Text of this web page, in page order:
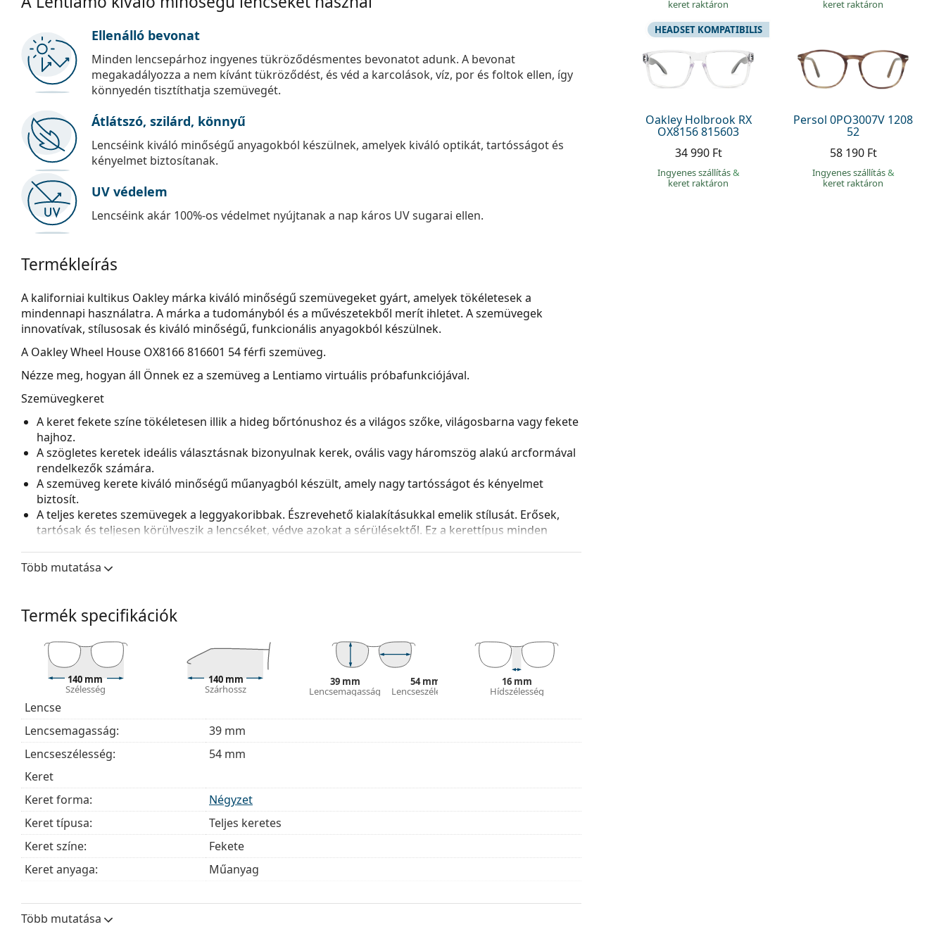
keret raktáron
keret raktáron
Oakley Holbrook RX
OX8156 815603
HEADSET KOMPATIBILIS
34 990 Ft
Ingyenes szállítás&
keret raktáron
Persol 0PO3007V 1208
52
58 190 Ft
Ingyenes szállítás&
keret raktáron
Ellenálló bevonat
Minden lencsepárhoz ingyenes tükröződésmentes bevonatot adunk. A bevonat
megakadályozza a nem kívánt tükröződést, és véd a karcolások, víz, por és foltok ellen, így
könnyedén tisztíthatja szemüvegét.
Átlátszó, szilárd, könnyű
Lencséink kiváló minőségű anyagokból készülnek, amelyek kiváló optikát, tartósságot és
kényelmet biztosítanak.
UV védelem
Lencséink akár 100%-os védelmet nyújtanak a nap káros UV sugarai ellen.
Termékleírás
A kaliforniai kultikus Oakley márka kiváló minőségű szemüvegeket gyárt, amelyek tökéletesek a
mindennapi használatra. A márka a tudományból és a művészetekből merít ihletet. A szemüvegek
innovatívak, stílusosak és kiváló minőségű, funkcionális anyagokból készülnek.
A Oakley Wheel House OX8166 816601 54férfi szemüveg.
Nézze meg, hogyan áll Önnek ez a szemüveg a Lentiamo virtuális próbafunkciójával.
Szemüvegkeret
A keret fekete színe tökéletesen illik a hideg bőrtónushoz és a világos szőke, világosbarna vagy fekete
hajhoz.
A szögletes keretek ideális választásnak bizonyulnak kerek, ovális vagy háromszög alakú arcformával
rendelkezők számára.
A szemüveg kerete kiváló minőségű műanyagból készült, amely nagy tartósságot és kényelmet
biztosít.
A teljes keretes szemüvegek a leggyakoribbak. Észrevehető kialakításukkal emelik stílusát. Erősek,
tartósak és teljesen körülveszik a lencséket, védve azokat a sérülésektől. Ez a kerettípus minden
A kereteket a
vékony száruk kényelmet biztosít még hosszú játékmenetek során is. A keretek így optimális
játékosok és amatőr rajongók számára egyaránt alkalmasak.
A szemüveget eredeti tokjában szállítjuk. A tok színe és kialakítása eltérő lehet.
A mellékelt kendő ideális a szemüvegek tisztítására és ápolására. Egyes modellekhez kendő helyett
szövetzsák is tartozhat.
Fedezze fel a teljes
útmutatónkat, ha segítségre van szüksége a választáshoz.
Ez orvostechnikai eszköz. Használat előtt olvasd el a használati útmutatót.
Több mutatása
Termék specifikációk
140 mm
Szélesség
140 mm
Szárhossz
39 mm
Lencsemagasság
54 mm
Lencseszélesség
16 mm
Hídszélesség
Lencse
Lencsemagasság:
39 mm
Lencseszélesség:
54 mm
Keret
Keret forma:
Négyzet
Keret típusa:
Teljes keretes
Keret színe:
Fekete
Keret anyaga:
Műanyag
Szélesség:
Több mutatása